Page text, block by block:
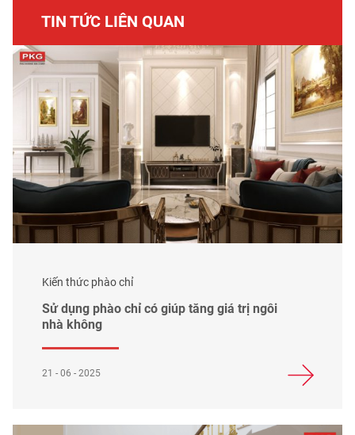
TIN TỨC LIÊN QUAN
Kiến thức phào chỉ
Sử dụng phào chỉ có giúp tăng giá trị ngôi
nhà không
21 - 06 - 2025